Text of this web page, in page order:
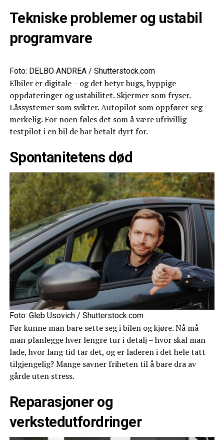
Tekniske problemer og ustabil
programvare
Foto: DELBO ANDREA / Shutterstock.com
Elbiler er digitale – og det betyr bugs, hyppige
oppdateringer og ustabilitet. Skjermer som fryser.
Låssystemer som svikter. Autopilot som oppfører seg
merkelig. For noen føles det som å være ufrivillig
testpilot i en bil de har betalt dyrt for.
Spontanitetens død
Foto: Gleb Usovich / Shutterstock.com
Før kunne man bare sette seg i bilen og kjøre. Nå må
man planlegge hver lengre tur i detalj – hvor skal man
lade, hvor lang tid tar det, og er laderen i det hele tatt
tilgjengelig? Mange savner friheten til å bare dra av
gårde uten stress.
Reparasjoner og
verkstedutfordringer